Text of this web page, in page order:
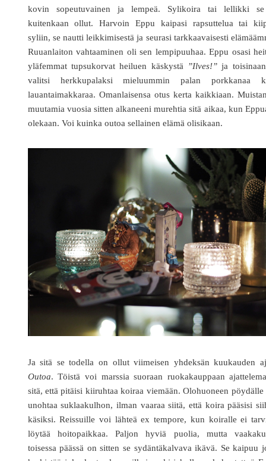
kovin sopeutuvainen ja lempeä. Sylikoira tai lellikki
kuitenkaan ollut. Harvoin Eppu kaipasi rapsuttelua tai
syliin, se nautti leikkimisestä ja seurasi tarkkaavaisesti
Ruuanlaiton vahtaaminen oli sen lempipuuhaa. Eppu osasi
yläfemmat tupsukorvat heiluen käskystä
”Ilves!” ja
valitsi herkkupalaksi mieluummin palan porkkanaa
lauantaimakkaraa. Omanlaisensa otus kerta kaikkiaan.
muutamia vuosia sitten alkaneeni murehtia sitä aikaa, kun
olekaan. Voi kuinka outoa sellainen elämä olisikaan.
Ja sitä se todella on ollut viimeisen yhdeksän kuukauden
Outoa. Töistä voi marssia suoraan ruokakauppaan
sitä, että pitäisi kiiruhtaa koiraa viemään. Olohuoneen
unohtaa suklaakulhon, ilman vaaraa siitä, että koira pääsisi
käsiksi. Reissuille voi lähteä ex tempore, kun koiralle ei
löytää hoitopaikkaa. Paljon hyviä puolia, mutta
toisessa päässä on sitten se sydäntäkalvava ikävä. Se kaipuu